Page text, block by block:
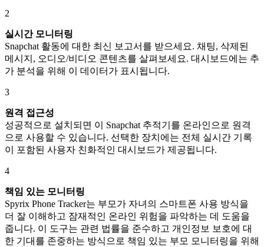
2
실시간 모니터링
Snapchat 활동에 대한 최신 보고서를 받으세요. 채팅, 삭제된
메시지, 오디오/비디오 콘텐츠를 살펴보세요. 대시보드에는 추
가 분석을 위해 이 데이터가 표시됩니다.
3
원격 접근성
성공적으로 설치되면 이 Snapchat 추적기를 온라인으로 원격
으로 사용할 수 있습니다. 선택한 장치에는 전체 실시간 기록
이 포함된 사용자 친화적인 대시보드가 ​​제공됩니다.
4
책임 있는 모니터링
Spyrix Phone Tracker는 부모가 자녀의 스마트폰 사용 방식을
더 잘 이해하고 잠재적인 온라인 위험을 파악하는 데 도움을
줍니다. 이 도구는 관련 법률을 준수하고 개인정보 보호에 대
한 기대를 존중하는 방식으로 책임 있는 부모 모니터링을 위해